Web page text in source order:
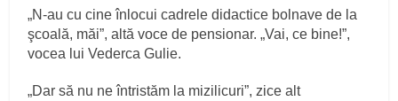
„N-au cu cine înlocui cadrele didactice bolnave de la
şcoală, măi”, altă voce de pensionar. „Vai, ce bine!”,
vocea lui Vederca Gulie.
„Dar să nu ne întristăm la mizilicuri”, zice alt